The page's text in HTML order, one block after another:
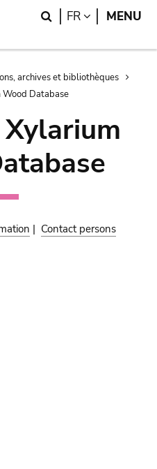
Search
FR LANGUAGE
MENU
archives et bibliothèques
Wood Database
| Contact persons